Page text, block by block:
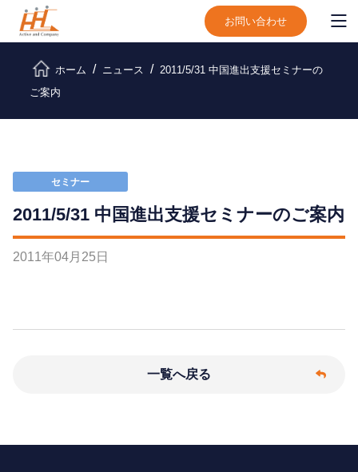
お問い合わせ
ホーム ニュース
2011/5/31 中国進出支援セミナーの
ご案内
セミナー
2011/5/31 中国進出支援セミナーのご案内
2011年04月 25 日
一覧へ戻る